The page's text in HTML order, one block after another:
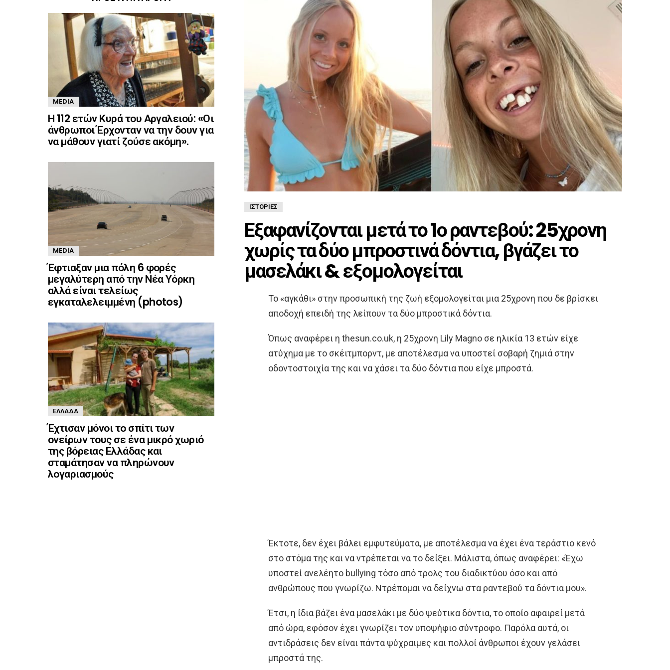
ΙΣΤΟΡΊΕΣ
Εξαφανίζονται μετά το 1ο ραντεβού: 25χρονη
χωρίς τα δύο μπροστινά δόντια, βγάζει το
μασελάκι & εξομολογείται
Το «αγκάθι» στην προσωπική της ζωή εξομολογείται μια 25χρονη που δε βρίσκει
αποδοχή επειδή της λείπουν τα δύο μπροστικά δόντια.
Όπως αναφέρει η thesun.co.uk, η 25χρονη Lily Magno σε ηλικία 13 ετών είχε
ατύχημα με το σκέιτμπορντ, με αποτέλεσμα να υποστεί σοβαρή ζημιά στην
οδοντοστοιχία της και να χάσει τα δύο δόντια που είχε μπροστά.
Έκτοτε, δεν έχει βάλει εμφυτεύματα, με αποτέλεσμα να έχει ένα τεράστιο κενό
στο στόμα της και να ντρέπεται να το δείξει. Μάλιστα, όπως αναφέρει: «Έχω
υποστεί ανελέητο bullying τόσο από τρολς του διαδικτύου όσο και από
ανθρώπους που γνωρίζω. Ντρέπομαι να δείχνω στα ραντεβού τα δόντια μου».
Έτσι, η ίδια βάζει ένα μασελάκι με δύο ψεύτικα δόντια, το οποίο αφαιρεί μετά
από ώρα, εφόσον έχει γνωρίζει τον υποψήφιο σύντροφο. Παρόλα αυτά, οι
αντιδράσεις δεν είναι πάντα ψύχραιμες και πολλοί άνθρωποι έχουν γελάσει
μπροστά της.
MEDIA
Η 112 ετών Κυρά του Αργαλειού: «Οι
άνθρωποι Έρχονταν να την δουν για
να μάθουν γιατί ζούσε ακόμη».
MEDIA
Έφτιαξαν μια πόλη 6 φορές
μεγαλύτερη από την Νέα Υόρκη
αλλά είναι τελείως
εγκαταλελειμμένη (photos)
ΕΛΛΆΔΑ
Έχτισαν μόνοι το σπίτι των
ονείρων τους σε ένα μικρό χωριό
της βόρειας Ελλάδας και
σταμάτησαν να πληρώνουν
λογαριασμούς